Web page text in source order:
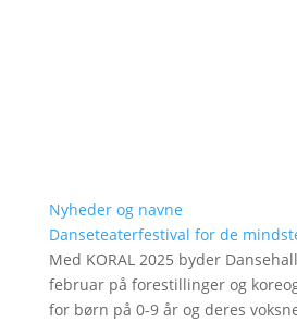
Nyheder og navne
Danseteaterfestival for de
Med KORAL 2025 byder
februar på forestillinger og
for børn på 0-9 år og deres